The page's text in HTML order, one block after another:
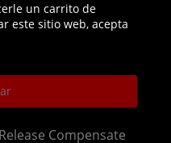
Tracking
Release Compensate
un carrito de
este sitio web, acepta